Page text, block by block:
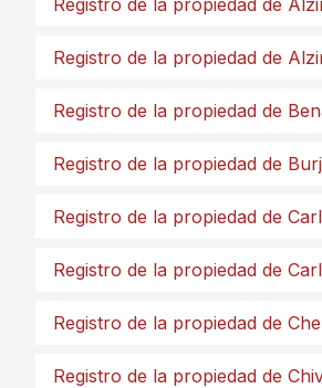
Registro de la propiedad de
Registro de la propiedad de
Registro de la propiedad de
Registro de la propiedad de
Registro de la propiedad de
Registro de la propiedad de
Registro de la propiedad de
Registro de la propiedad de